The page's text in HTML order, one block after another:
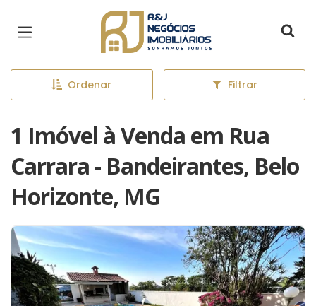
Página inicial
Ordenar Filtrar
1 Imóvel à Venda em Rua
Carrara - Bandeirantes, Belo
Horizonte, MG